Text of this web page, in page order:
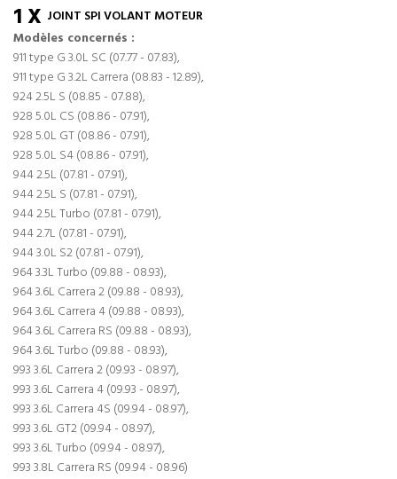
1 X JOINT SPI VOLANT MOTEUR
Modèles concernés :
911 type G 3.0L SC (07.77 - 07.83),
911 type G 3.2L Carrera (08.83 - 12.89),
924 2.5L S (08.85 - 07.88),
928 5.0L CS (08.86 - 07.91),
928 5.0L GT (08.86 - 07.91),
928 5.0L S4 (08.86 - 07.91),
944 2.5L (07.81 - 07.91),
944 2.5L S (07.81 - 07.91),
944 2.5L Turbo (07.81 - 07.91),
944 2.7L (07.81 - 07.91),
944 3.0L S2 (07.81 - 07.91),
964 3.3L Turbo (09.88 - 08.93),
964 3.6L Carrera 2 (09.88 - 08.93),
964 3.6L Carrera 4 (09.88 - 08.93),
964 3.6L Carrera RS (09.88 - 08.93),
964 3.6L Turbo (09.88 - 08.93),
993 3.6L Carrera 2 (09.93 - 08.97),
993 3.6L Carrera 4 (09.93 - 08.97),
993 3.6L Carrera 4S (09.94 - 08.97),
993 3.6L GT2 (09.94 - 08.97),
993 3.6L Turbo (09.94 - 08.97),
993 3.8L Carrera RS (09.94 - 08.96)